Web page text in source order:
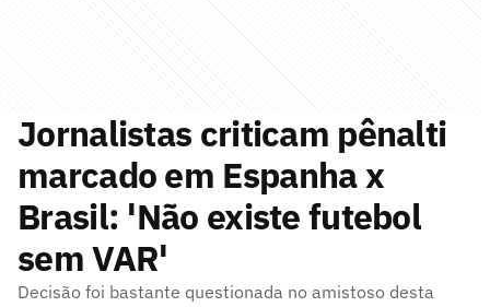
Jornalistas criticam pênalti
marcado em Espanha x
Brasil: 'Não existe futebol
sem VAR'
Decisão foi bastante questionada no amistoso desta